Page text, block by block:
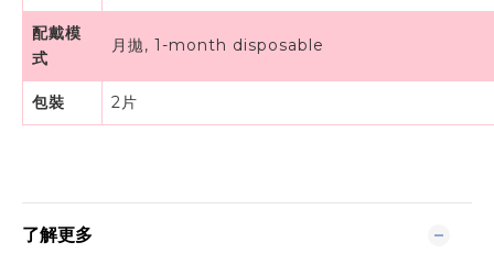
配戴模
式
月拋, 1-month disposable
包裝 2片
了解更多